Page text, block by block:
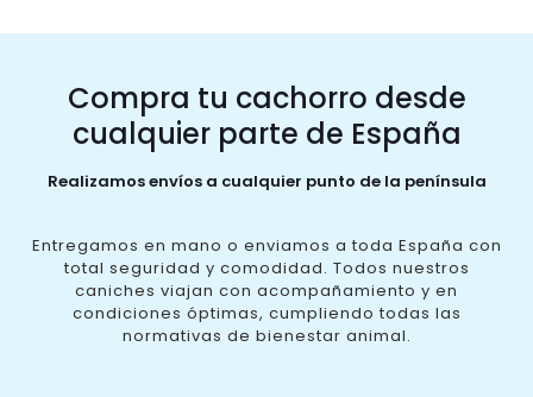
Compra tu cachorro desde
cualquier parte de España
Realizamos envíos a cualquier punto de la península
Entregamos en mano o enviamos a toda España con
total seguridad y comodidad. Todos nuestros
caniches viajan con acompañamiento y en
condiciones óptimas, cumpliendo todas las
normativas de bienestar animal.